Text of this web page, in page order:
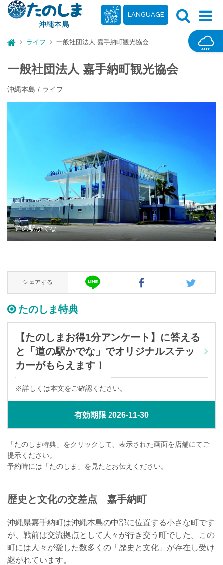
LANGUAGE
ライフ 一般社団法人 嘉手納町観光協会
一般社団法人 嘉手納町観光協会
沖縄本島 ライフ
道の駅かでな
シェアする
たのしま特典
【たのしまお得1分アンケート】に答える
と「道の駅かでな」でオリジナルステッ
カーがもらえます！
※詳しくは本文をご確認ください。
有効期限 2026-11-30
「たのしま特典」をクリックして、表示された画面を店舗にてご
提示ください。
予約時には「たのしま」を見たとお伝えください。
歴史と文化の交差点 嘉手納町
沖縄県嘉手納町は沖縄本島の中部に位置する小さな町です
が、戦前は交流拠点として人々が行き交う町でした。この
町には人々が愛した数多くの「歴史と文化」が存在し受け
継がれています。